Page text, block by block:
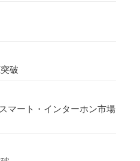
破
マート・インターホン市場